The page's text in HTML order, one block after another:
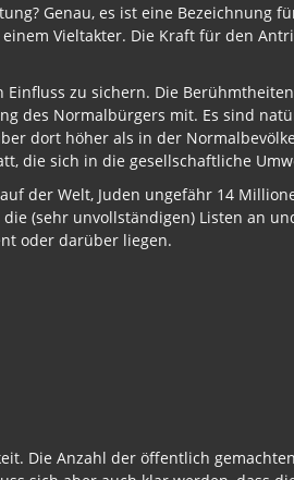
Genau, es ist eine Bezeichnung
Vieltakter. Die Kraft für den
zu sichern. Die
des Normalbürgers mit. Es sind
dort höher als in der
die sich in die gesellschaftliche
der Welt, Juden ungefähr 14
die (sehr unvollständigen) Listen an
oder darüber liegen.
Die Anzahl der öffentlich